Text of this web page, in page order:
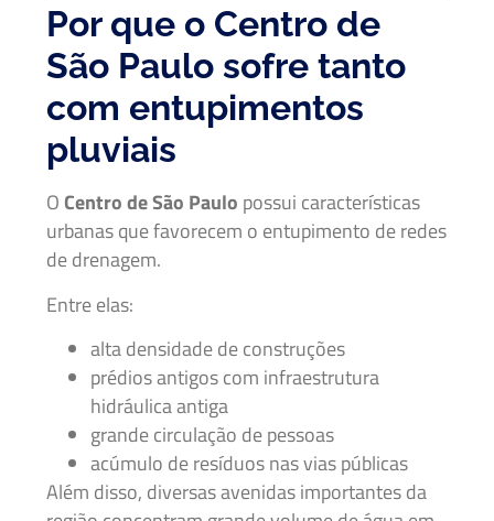
Por que o Centro de
São Paulo sofre tanto
com entupimentos
pluviais
O Centro de São Paulo possui características
urbanas que favorecem o entupimento de redes
de drenagem.
Entre elas:
alta densidade de construções
prédios antigos com infraestrutura
hidráulica antiga
grande circulação de pessoas
acúmulo de resíduos nas vias públicas
Além disso, diversas avenidas importantes da